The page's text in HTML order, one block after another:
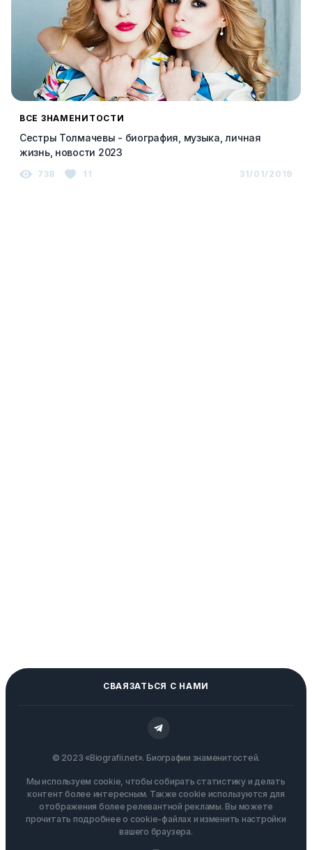
ВСЕ ЗНАМЕНИТОСТИ
Сестры Толмачевы - биография, музыка, личная
жизнь, новости 2023
738 11 31/01/2019
СВАЯЗАТЬСЯ С НАМИ
© 2023 «Biografii.net». Биографии знаменитостей.
Мы используем cookie, чтобы собирать статистику и делать
контент более интересным. Также cookie используются для
отображения более релевантной рекламы. Вы можете
прочитать подробнее о cookie-файлах и изменить настройки
вашего браузера.